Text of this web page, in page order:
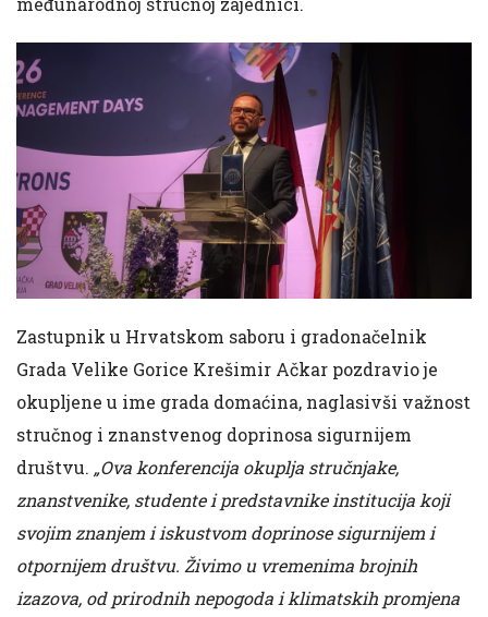
Zastupnik u Hrvatskom saboru i gradonačelnik
Grada Velike Gorice Krešimir Ačkar pozdravio je
okupljene u ime grada domaćina, naglasivši važnost
stručnog i znanstvenog doprinosa sigurnijem
društvu. „Ova konferencija okuplja stručnjake,
znanstvenike, studente i predstavnike institucija koji
svojim znanjem i iskustvom doprinose sigurnijem i
otpornijem društvu. Živimo u vremenima brojnih
izazova, od prirodnih nepogoda i klimatskih promjena